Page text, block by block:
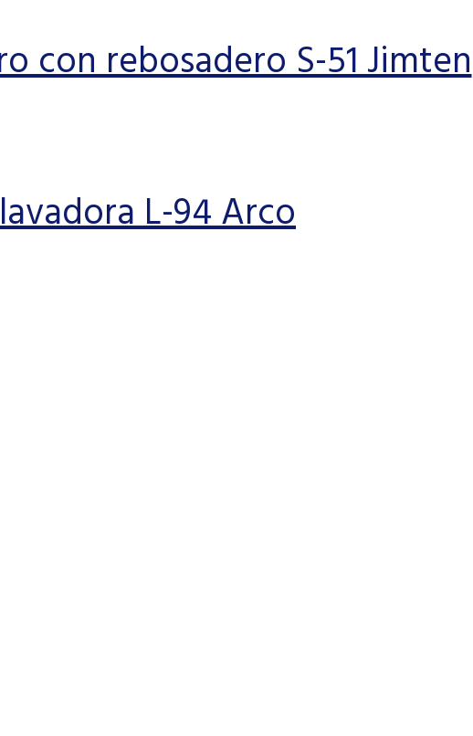
con rebosadero S-51 Jimten
L-94 Arco